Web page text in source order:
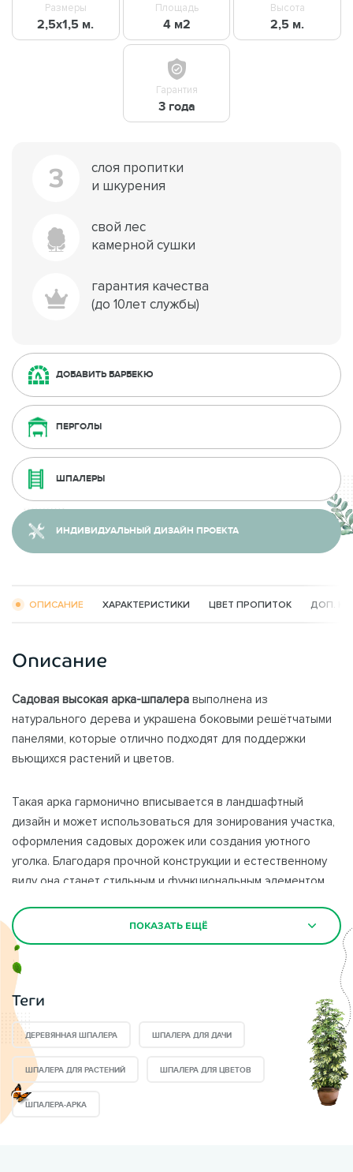
Размеры
2,5х1,5 м.
Площадь
4 м2
Высота
2,5 м.
Гарантия
3 года
3
слоя пропитки
и шкурения
свой лес
камерной сушки
гарантия качества
(до 10лет службы)
ДОБАВИТЬ БАРБЕКЮ
ПЕРГОЛЫ
ШПАЛЕРЫ
ИНДИВИДУАЛЬНЫЙ ДИЗАЙН ПРОЕКТА
ОПИСАНИЕ ХАРАКТЕРИСТИКИ ЦВЕТ ПРОПИТОК ДОП.
Описание
Садовая высокая арка-шпалера выполнена из
натурального дерева и украшена боковыми решётчатыми
панелями, которые отлично подходят для поддержки
вьющихся растений и цветов.
Такая арка гармонично вписывается в ландшафтный
дизайн и может использоваться для зонирования участка,
оформления садовых дорожек или создания уютного
уголка. Благодаря прочной конструкции и естественному
виду она станет стильным и функциональным элементом
Купить или заказать декоративную шпалеру или арку для
растений и цветов можно в магазине от производителя. В
продаже представлен большой выбор садовых
конструкций для дачи и сада под ключ по низкой цене.
Такие изделия помогают украсить территорию, создать
комфортную атмосферу и подчеркнуть природную
красоту окружающего пространства.
Основные преимущества интернет-магазина ВБеседки.Ру:
ПОКАЗАТЬ ЕЩЁ
Теги
ДЕРЕВЯННАЯ ШПАЛЕРА ШПАЛЕРА ДЛЯ ДАЧИ
ШПАЛЕРА ДЛЯ РАСТЕНИЙ ШПАЛЕРА ДЛЯ ЦВЕТОВ
ШПАЛЕРА-АРКА